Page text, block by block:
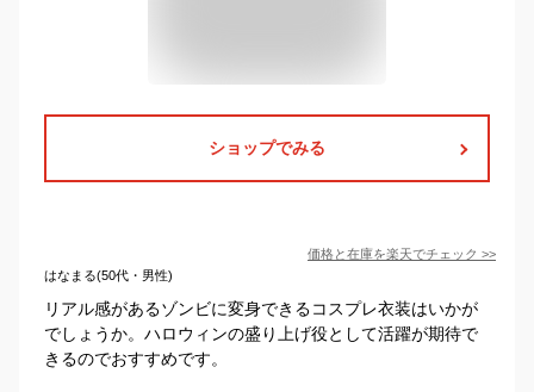
ショップでみる
価格と在庫を楽天でチェック >>
はなまる(50代・男性)
リアル感があるゾンビに変身できるコスプレ衣装はいかが
でしょうか。ハロウィンの盛り上げ役として活躍が期待で
きるのでおすすめです。